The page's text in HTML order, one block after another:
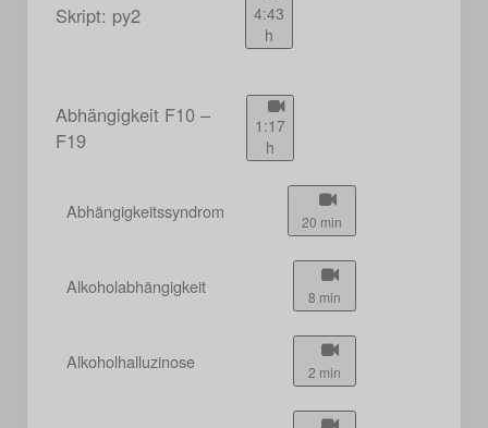
Skript: py2
4:43
h
Abhängigkeit F10 –
F19
1:17
h
Abhängigkeitssyndrom 20 min
Alkoholabhängigkeit 8 min
Alkoholhalluzinose 2 min